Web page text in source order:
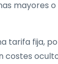
mayores
tarifa fija,
costes